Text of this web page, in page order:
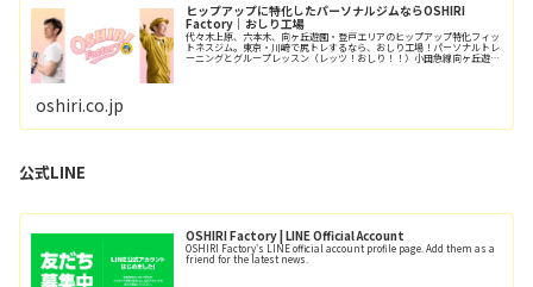
ヒップアップに特化したパーソナルジムならOSHIRI
Factory｜おしり工場
代々木上原、六本木、向ヶ丘遊園・登戸エリアのヒップアップ特化フィッ
トネスジム。東京・川崎で尻トレするなら、おしり工場！パーソナルトレ
ーニングとグループレッスン（レッツ！おしり！！）小田急線向ヶ丘遊園
oshiri.co.jp
公式LINE
OSHIRI Factory | LINE Official Account
OSHIRI Factory's LINE official account profile page. Add them as a
friend for the latest news.